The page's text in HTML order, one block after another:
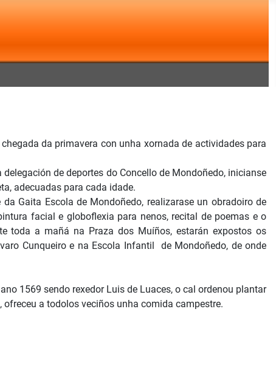
da primavera con unha xornada de actividades para
de deportes do Concello de Mondoñedo, inicianse
adecuadas para cada idade.
Gaita Escola de Mondoñedo, realizarase un obradoiro de
facial e globoflexia para nenos, recital de poemas e o
toda a mañá na Praza dos Muíños, estarán expostos os
Cunqueiro e na Escola Infantil de Mondoñedo, de onde
1569 sendo rexedor Luis de Luaces, o cal ordenou plantar
a todolos veciños unha comida campestre.